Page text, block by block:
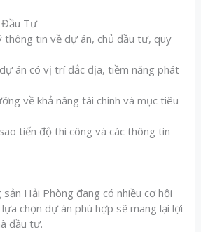
Đầu Tư
thông tin về dự án, chủ đầu tư, quy
án có vị trí đắc địa, tiềm năng phát
về khả năng tài chính và mục tiêu
tiến độ thi công và các thông tin
Hải Phòng đang có nhiều cơ hội
chọn dự án phù hợp sẽ mang lại lợi
đầu tư.